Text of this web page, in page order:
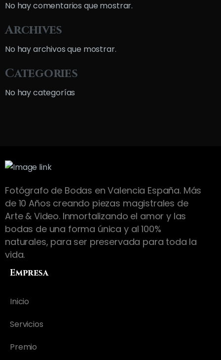
No hay comentarios que mostrar.
Archives
No hay archivos que mostrar.
Categories
No hay categorías
Fotógrafo de Bodas en Valencia España. Más
de 10 Años creando piezas magistrales de
Arte & Video. Inmortalizando el amor y las
bodas de una forma única y al 100%
naturales, para ser preservada para toda la
vida.
Empresa
Inicio
Servicios
Premio